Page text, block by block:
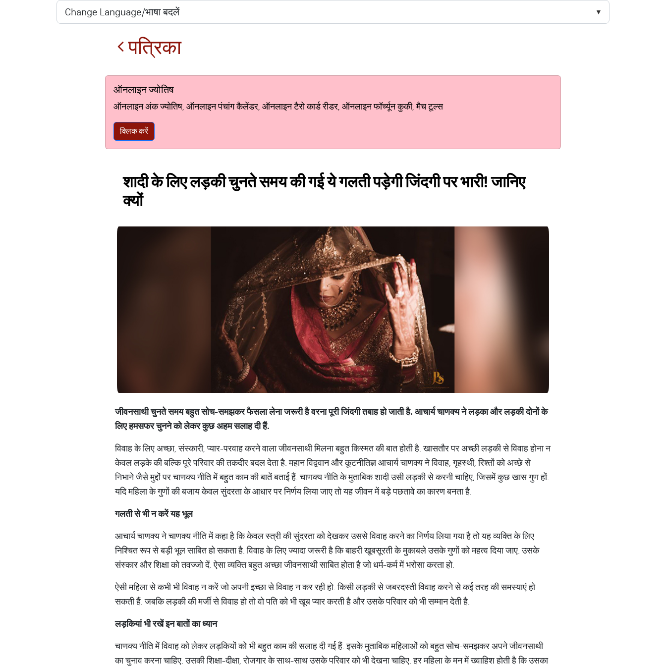
पत्रिका
ऑनलाइन ज्योतिष
ऑनलाइन अंक ज्योतिष, ऑनलाइन पंचांग कैलेंडर, ऑनलाइन टैरो कार्ड रीडर, ऑनलाइन फॉर्च्यून कुकी, मैच टूल्स
क्लिक करें
शादी के लिए लड़की चुनते समय की गई ये गलती पड़ेगी जिंदगी पर भारी! जानिए
क्‍यों
जीवनसाथी चुनते समय बहुत सोच-समझकर फैसला लेना जरूरी है वरना पूरी जिंदगी तबाह हो जाती है. आचार्य चाणक्‍य ने लड़का और लड़की दोनों के
लिए हमसफर चुनने को लेकर कुछ अहम सलाह दी हैं.
विवाह के लिए अच्‍छा, संस्‍कारी, प्‍यार-परवाह करने वाला जीवनसाथी मिलना बहुत किस्‍मत की बात होती है. खासतौर पर अच्‍छी लड़की से विवाह होना न
केवल लड़के की बल्कि पूरे परिवार की तकदीर बदल देता है. महान विद्ववान और कूटनीतिज्ञ आचार्य चाणक्य ने विवाह, गृहस्‍थी, रिश्‍तों को अच्‍छे से
निभाने जैसे मुद्दों पर चाणक्‍य नीति में बहुत काम की बातें बताई हैं. चाणक्‍य नीति के मुताबिक शादी उसी लड़की से करनी चाहिए, जिसमें कुछ खास गुण हों.
यदि महिला के गुणों की बजाय केवल सुंदरता के आधार पर निर्णय लिया जाए तो यह जीवन में बड़े पछतावे का कारण बनता है.
गलतीसेभीनकरेंयहभूल
आचार्य चाणक्य ने चाणक्य नीति में कहा है कि केवल स्त्री की सुंदरता को देखकर उससे विवाह करने का निर्णय लिया गया है तो यह व्यक्ति के लिए
निश्चित रूप से बड़ी भूल साबित हो सकता है. विवाह के लिए ज्यादा जरूरी है कि बाहरी खूबसूरती के मुकाबले उसके गुणों को महत्‍व दिया जाए. उसके
संस्‍कार और शिक्षा को तवज्‍जो दें. ऐसा व्‍यक्ति बहुत अच्‍छा जीवनसाथी साबित होता है जो धर्म-कर्म में भरोसा करता हो.
ऐसी महिला से कभी भी विवाह न करें जो अपनी इच्‍छा से विवाह न कर रही हो. किसी लड़की से जबरदस्‍ती विवाह करने से कई तरह की समस्‍याएं हो
सकती हैं. जबकि लड़की की मर्जी से विवाह हो तो वो पति को भी खूब प्‍यार करती है और उसके परिवार को भी सम्‍मान देती है.
लड़कियांभीरखेंइनबातोंकाध्यान
चाणक्‍य नीति में विवाह को लेकर लड़कियों को भी बहुत काम की सलाह दी गई हैं. इसके मुताबिक महिलाओं को बहुत सोच-समझकर अपने जीवनसाथी
का चुनाव करना चाहिए. उसकी शिक्षा-दीक्षा, रोजगार के साथ-साथ उसके परिवार को भी देखना चाहिए. हर महिला के मन में ख्‍वाहिश होती है कि उसका